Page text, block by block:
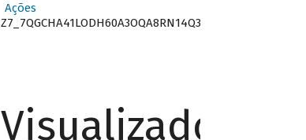
Ações
Z7_7QGCHA41LODH60A3OQA8RN14Q3
Visualizador